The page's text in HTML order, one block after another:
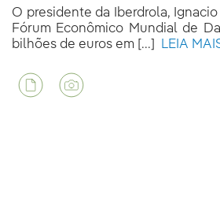
O presidente da Iberdrola,
Fórum Econômico Mundial de
bilhões de euros em [...]
LEIA